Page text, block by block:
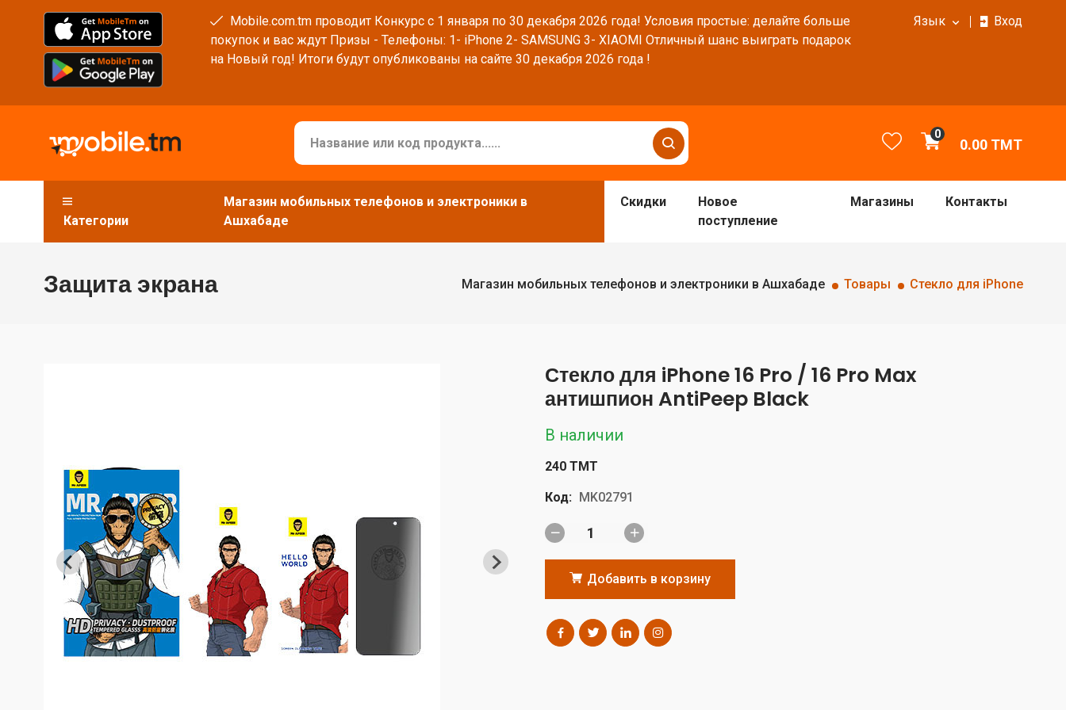
Mobile.com.tm проводит Конкурс с 1 января по 30 декабря 2026 года! Условия простые: делайте больше
покупок и вас ждут Призы - Телефоны: 1- iPhone 2- SAMSUNG 3- XIAOMI Отличный шанс выиграть подарок
на Новый год! Итоги будут опубликованы на сайте 30 декабря 2026 года !
Язык Вход
0
0.00 TMT
Категории
Магазин мобильных телефонов и электроники в
Ашхабаде
Скидки
Новое
поступление
Магазины Контакты
Защита экрана Магазин мобильных телефонов и электроники в Ашхабаде Товары Стекло для iPhone
Стекло для iPhone 16 Pro / 16 Pro Max
антишпион AntiPeep Black
В наличии
240 TMT
Код: MK02791
Добавить в корзину